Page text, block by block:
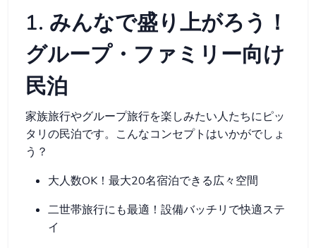
1. みんなで盛り上がろう！
グループ・ファミリー向け
民泊
家族旅行やグループ旅行を楽しみたい人たちにピッ
タリの民泊です。こんなコンセプトはいかがでしょ
う？
大人数OK！最大20名宿泊できる広々空間
二世帯旅行にも最適！設備バッチリで快適ステ
イ